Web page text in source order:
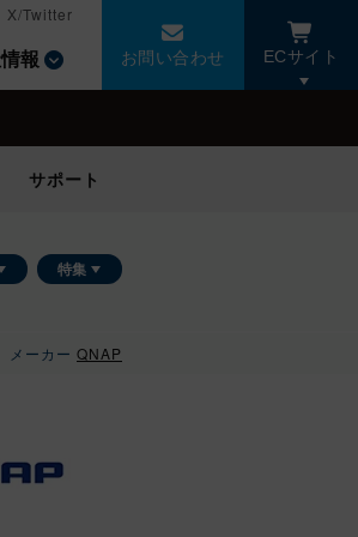
報
X/Twitter
お問い合わせ ECサイト
サポート
特集
メーカー QNAP
報
X/Twitter
お問い合わせ ECサイト
サポート